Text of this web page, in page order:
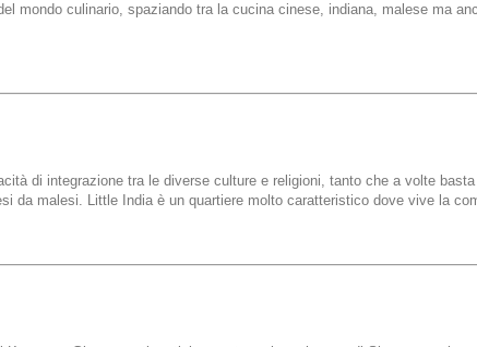
mondo culinario, spaziando tra la cucina cinese, indiana, malese ma
di integrazione tra le diverse culture e religioni, tanto che a volte
da malesi. Little India è un quartiere molto caratteristico dove vive la